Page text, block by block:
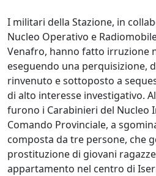
I militari della Stazione, in
Nucleo Operativo e
Venafro, hanno fatto irruzione
eseguendo una perquisizione,
rinvenuto e sottoposto a
di alto interesse investigativo.
furono i Carabinieri del Nucleo
Comando Provinciale, a
composta da tre persone, che
prostituzione di giovani
appartamento nel centro di